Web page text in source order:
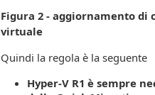
Figura 2 - aggiornamento di
virtuale
Quindi la regola è la seguente
Hyper-V R1 è sempre